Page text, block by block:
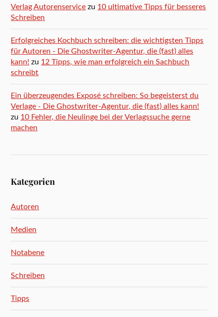
Verlag Autorenservice zu 10 ultimative Tipps für besseres
Schreiben
Erfolgreiches Kochbuch schreiben: die wichtigsten Tipps
für Autoren - Die Ghostwriter-Agentur, die (fast) alles
kann! zu 12 Tipps, wie man erfolgreich ein Sachbuch
schreibt
Ein überzeugendes Exposé schreiben: So begeisterst du
Verlage - Die Ghostwriter-Agentur, die (fast) alles kann!
zu 10 Fehler, die Neulinge bei der Verlagssuche gerne
machen
Kategorien
Autoren
Medien
Notabene
Schreiben
Tipps